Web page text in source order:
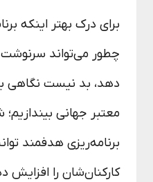
برای درک بهتر اینکه
چطور می‌تواند سرنوشت
دهد، بد نیست نگاهی
معتبر جهانی
برنامه‌ریزی هدفمند
کارکنان‌شان را افزایش